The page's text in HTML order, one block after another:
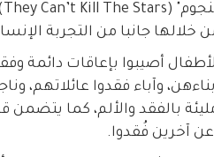
جانبا من التجربة
أصيبوا بإعاقات دائمة
وآباء فقدوا عائلاتهم،
بالفقد والألم، كما
آخرين فُقدوا.